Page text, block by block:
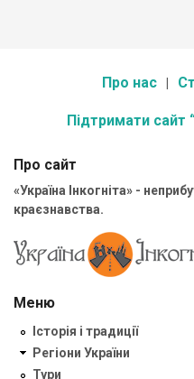
Про нас
Підтримати сайт
Про сайт
«Україна Інкогніта» -
краєзнавства.
Меню
Історія і традиції
Регіони України
Тури